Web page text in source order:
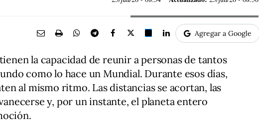
Agregar a Google
la capacidad de reunir a personas de tantos
como lo hace un Mundial. Durante esos días,
al mismo ritmo. Las distancias se acortan, las
y, por un instante, el planeta entero